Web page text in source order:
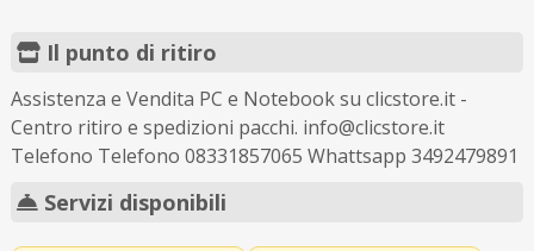
Il punto di ritiro
Assistenza e Vendita PC e Notebook su clicstore.it -
Centro ritiro e spedizioni pacchi. info@clicstore.it
Telefono Telefono 08331857065 Whattsapp 3492479891
Servizi disponibili